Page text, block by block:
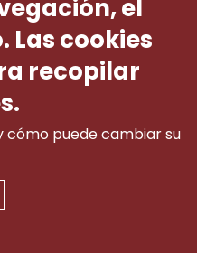
de
continxencia de
de
primeira,
artigo 23, as
que integran
necesario
o seguinte:
el
Las cookies
recopilar
cómo puede cambiar su